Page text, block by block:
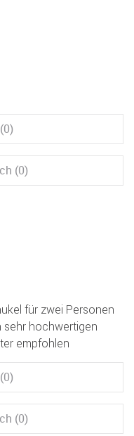
(0)
für zwei Personen
sehr hochwertigen
empfohlen
(0)